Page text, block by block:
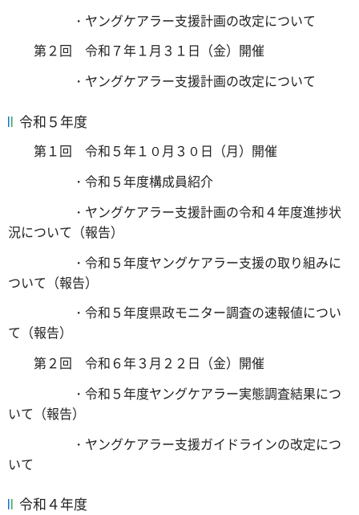
・ヤングケアラー支援計画の改定について
第２回 令和７年１月３１日（金）開催
・ヤングケアラー支援計画の改定について
令和５年度
第１回 令和５年１０月３０日（月）開催
・令和５年度構成員紹介
・ヤングケアラー支援計画の令和４年度進捗状
況について（報告）
・令和５年度ヤングケアラー支援の取り組みに
ついて（報告）
・令和５年度県政モニター調査の速報値につい
て（報告）
第２回 令和６年３月２２日（金）開催
・令和５年度ヤングケアラー実態調査結果につ
いて（報告）
・ヤングケアラー支援ガイドラインの改定につ
いて
令和４年度